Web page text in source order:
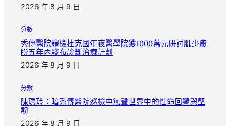
2026 年 8 月 9 日
分數
秀傳醫院體檢杜克國年夜醫學院獲1000萬元研討肌少癥
盼五年內發布診斷治療計劃
2026 年 8 月 9 日
分數
陳琇玲：暗秀傳醫院巡檢中無聲世界中的性命回響與堅
韌
2026 年 8 月 9 日